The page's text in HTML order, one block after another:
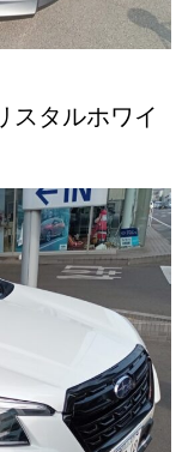
タルホワイ